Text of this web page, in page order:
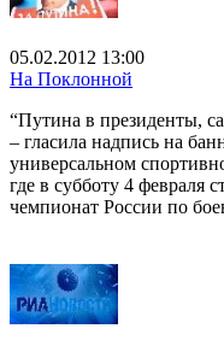
05.02.2012 13:00
На Поклонной
“Путина в президенты,
– гласила надпись на
универсальном
где в субботу 4 февраля
чемпионат России по